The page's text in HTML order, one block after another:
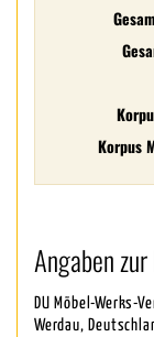
Korpus
Angaben
DU Möbel-Werks-
Werdau,